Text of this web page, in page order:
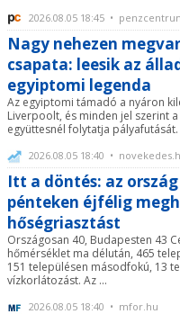
2026.08.05 18:45 •
Nagy nehezen
csapata: leesik az
egyiptomi legenda
Az egyiptomi támadó a nyáron
Liverpoolt, és minden jel szerint
együttesnél folytatja pályafutását.
2026.08.05 18:40 •
Itt a döntés: az
pénteken éjfélig
hőségriasztást
Országosan 40, Budapesten 43
hőmérséklet ma délután, 465
151 településen másodfokú, 13
vízkorlátozást. Az ...
2026.08.05 18:40 • mfor.hu